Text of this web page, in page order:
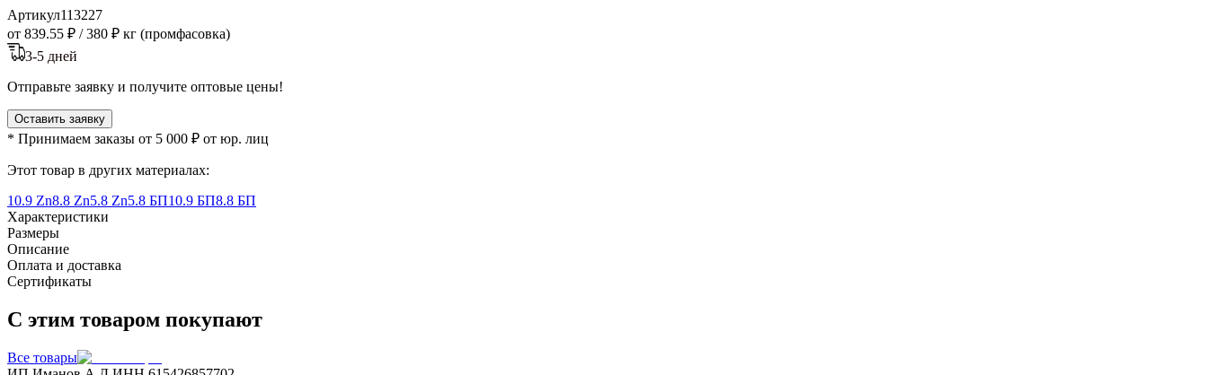
Артикул113227
от 839.55 ₽ /380 ₽ кг (промфасовка)
3-5 дней
Отправьте заявку и получите оптовые цены!
Оставить заявку
* Принимаем заказы от 5 000 ₽ от юр. лиц
Этот товар в других материалах:
10.9 Zn8.8 Zn5.8 Zn5.8 БП10.9 БП8.8 БП
Характеристики
Размеры
Описание
Оплата и доставка
Сертификаты
С этим товаром покупают
Все товары